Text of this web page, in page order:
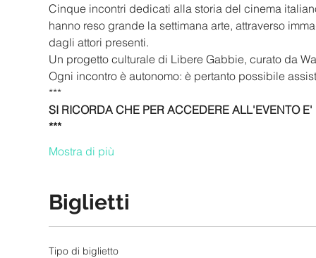
Cinque incontri dedicati alla storia del cinema
hanno reso grande la settimana arte, attraverso
dagli attori presenti.
Un progetto culturale di Libere Gabbie, curato da
Ogni incontro è autonomo: è pertanto possibile
***
SI RICORDA CHE PER ACCEDERE ALL'EVENTO
***
Mostra di più
Biglietti
Tipo di biglietto